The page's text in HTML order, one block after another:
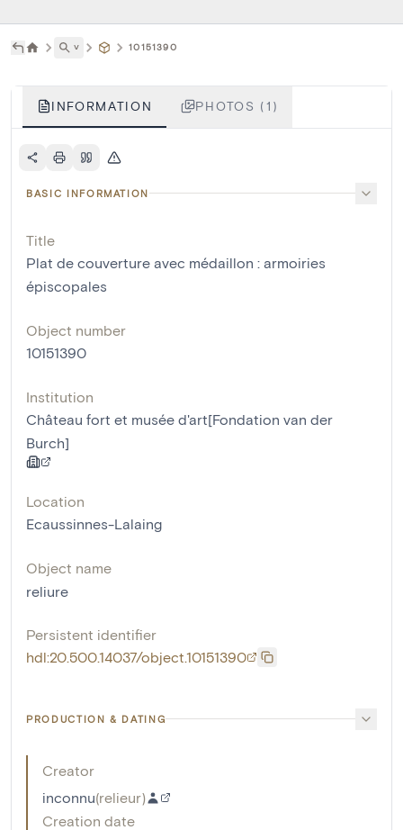
˅ 10151390
INFORMATION PHOTOS (1)
BASIC INFORMATION
Title
Plat de couverture avec médaillon : armoiries
épiscopales
Object number
10151390
Institution
Château fort et musée d'art[Fondation van der
Burch]
Location
Ecaussinnes-Lalaing
Object name
reliure
Persistent identifier
hdl:20.500.14037/object.10151390
PRODUCTION & DATING
Creator
inconnu(relieur)
Creation date